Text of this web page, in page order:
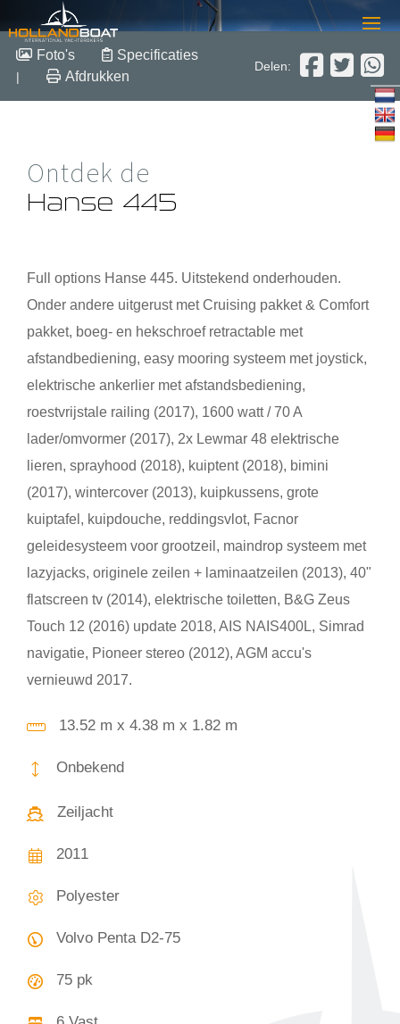
Hanse 445
Verkocht
Foto's Specificaties
| Afdrukken
Delen:
Ontdek de
Hanse 445
Full options Hanse 445. Uitstekend onderhouden.
Onder andere uitgerust met Cruising pakket & Comfort
pakket, boeg- en hekschroef retractable met
afstandbediening, easy mooring systeem met joystick,
elektrische ankerlier met afstandsbediening,
roestvrijstale railing (2017), 1600 watt / 70 A
lader/omvormer (2017), 2x Lewmar 48 elektrische
lieren, sprayhood (2018), kuiptent (2018), bimini
(2017), wintercover (2013), kuipkussens, grote
kuiptafel, kuipdouche, reddingsvlot, Facnor
geleidesysteem voor grootzeil, maindrop systeem met
lazyjacks, originele zeilen + laminaatzeilen (2013), 40"
flatscreen tv (2014), elektrische toiletten, B&G Zeus
Touch 12 (2016) update 2018, AIS NAIS400L, Simrad
navigatie, Pioneer stereo (2012), AGM accu's
vernieuwd 2017.
13.52 m x 4.38 m x 1.82 m
Onbekend
Zeiljacht
2011
Polyester
Volvo Penta D2-75
75 pk